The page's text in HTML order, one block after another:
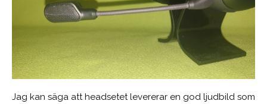
Jag kan säga att headsetet levererar en god ljudbild som